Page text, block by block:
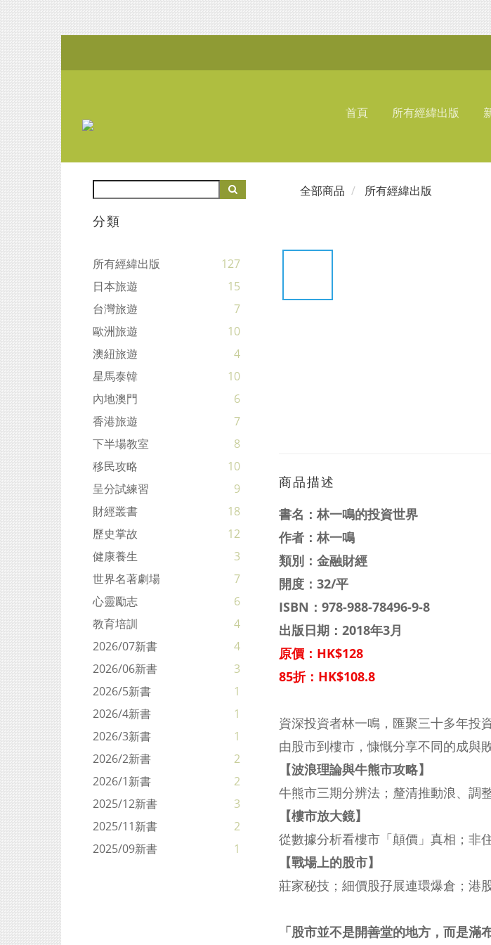
首頁 所有經緯出版
分類
所有經緯出版
127
日本旅遊
15
台灣旅遊
7
歐洲旅遊
10
澳紐旅遊
4
星馬泰韓
10
內地澳門
6
香港旅遊
7
下半場教室
8
移民攻略
10
呈分試練習
9
財經叢書
18
歷史掌故
12
健康養生
3
世界名著劇場
7
心靈勵志
6
教育培訓
4
2026/07新書
4
2026/06新書
3
2026/5新書
1
2026/4新書
1
2026/3新書
1
2026/2新書
2
2026/1新書
2
2025/12新書
3
2025/11新書
2
2025/09新書
1
全部商品 所有經緯出版
商品描述
書名： 林一鳴的投資世界
作者：林一鳴
類別：金融財經
開度：32/平
ISBN： 978-988-78496-9-8
出版日期：2018年3月
原價：HK$128
85折：HK$108.8
資深投資者林一鳴，匯聚三十多年投
由股市到樓市，慷慨分享不同的成與
【波浪理論與牛熊市攻略】
牛熊市三期分辨法；釐清推動浪、調
【樓市放大鏡】
從數據分析看樓市「顛價」真相；非
【戰場上的股市】
莊家秘技；細價股孖展連環爆倉；港
「股市並不是開善堂的地方，而是